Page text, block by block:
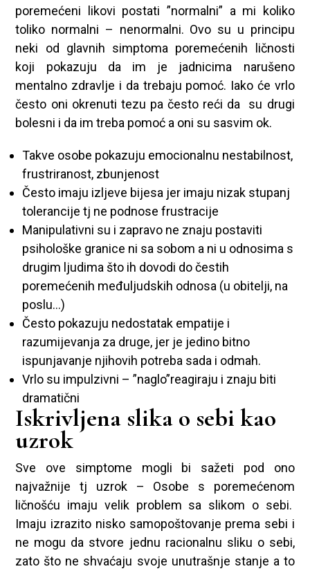
poremećeni likovi postati ”normalni” a mi koliko
toliko normalni – nenormalni. Ovo su u principu
neki od glavnih simptoma poremećenih ličnosti
koji pokazuju da im je jadnicima narušeno
mentalno zdravlje i da trebaju pomoć. Iako će vrlo
često oni okrenuti tezu pa često reći da su drugi
bolesni i da im treba pomoć a oni su sasvim ok.
Takve osobe pokazuju emocionalnu nestabilnost,
frustriranost, zbunjenost
Često imaju izljeve bijesa jer imaju nizak stupanj
tolerancije tj ne podnose frustracije
Manipulativni su i zapravo ne znaju postaviti
psihološke granice ni sa sobom a ni u odnosima s
drugim ljudima što ih dovodi do čestih
poremećenih međuljudskih odnosa (u obitelji, na
poslu…)
Često pokazuju nedostatak empatije i
razumijevanja za druge, jer je jedino bitno
ispunjavanje njihovih potreba sada i odmah.
Vrlo su impulzivni – ”naglo”reagiraju i znaju biti
dramatični
Iskrivljena slika o sebi kao
uzrok
Sve ove simptome mogli bi sažeti pod ono
najvažnije tj uzrok – Osobe s poremećenom
ličnošću imaju velik problem sa slikom o sebi.
Imaju izrazito nisko samopoštovanje prema sebi i
ne mogu da stvore jednu racionalnu sliku o sebi,
zato što ne shvaćaju svoje unutrašnje stanje a to